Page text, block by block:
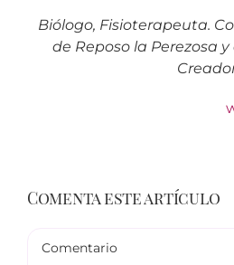
Biólogo, Fisioterapeuta.
de Reposo la Perezosa
Comenta este artículo